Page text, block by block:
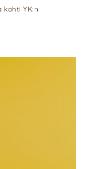
kohti YK:n